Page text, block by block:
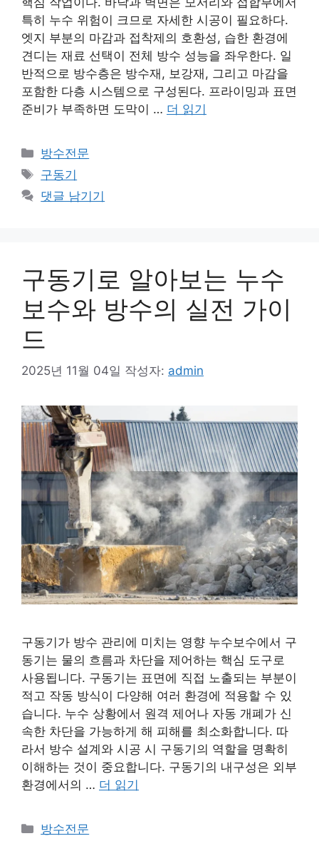
특히 누수 위험이 크므로 자세한 시공이 필요하다.
엣지 부분의 마감과 접착제의 호환성, 습한 환경에
견디는 재료 선택이 전체 방수 성능을 좌우한다. 일
반적으로 방수층은 방수재, 보강재, 그리고 마감을
포함한 다층 시스템으로 구성된다. 프라이밍과 표면
준비가 부족하면 도막이 … 더 읽기
카
테
리
방수전문
태
그
구동기
댓글 남기기
구동기로 알아보는 누수
보수와 방수의 실전 가이
드
2025년 11월 04일 작성자: admin
구동기가 방수 관리에 미치는 영향 누수보수에서 구
동기는 물의 흐름과 차단을 제어하는 핵심 도구로
사용됩니다. 구동기는 표면에 직접 노출되는 부분이
적고 작동 방식이 다양해 여러 환경에 적용할 수 있
습니다. 누수 상황에서 원격 제어나 자동 개폐가 신
속한 차단을 가능하게 해 피해를 최소화합니다. 따
라서 방수 설계와 시공 시 구동기의 역할을 명확히
이해하는 것이 중요합니다. 구동기의 내구성은 외부
환경에서의 … 더 읽기
카
방수전문